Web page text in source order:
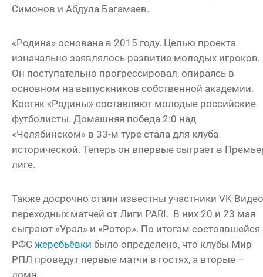
Симонов и Абдула Багамаев.
«Родина» основана в 2015 году. Целью проекта
изначально заявлялось развитие молодых игроков.
Он поступательно прогрессировал, опираясь в
основном на выпускников собственной академии.
Костяк «Родины» составляют молодые российские
футболисты. Домашняя победа 2:0 над
«Челябинском» в 33-м туре стала для клуба
исторической. Теперь он впервые сыграет в
лиге.
Также досрочно стали известны участники VK Видео
переходных матчей от Лиги PARI. В них 20 и 23 мая
сыграют «Урал» и «Ротор». По итогам состоявшейся
РФС жеребьёвки было определено, что клубы Мир
РПЛ проведут первые матчи в гостях, а вторые –
дома.